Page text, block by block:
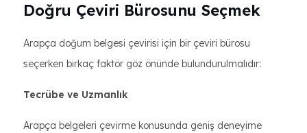
Doğru Çeviri Bürosunu Seçmek
Arapça doğum belgesi çevirisi için bir çeviri bürosu
seçerken birkaç faktör göz önünde bulundurulmalıdır:
Tecrübe ve Uzmanlık
Arapça belgeleri çevirme konusunda geniş deneyime